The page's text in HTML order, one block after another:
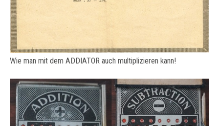
Wie man mit dem ADDIATOR auch multiplizieren kann!